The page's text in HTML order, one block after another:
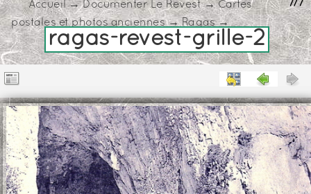
7/7
Accueil→Documenter Le Revest→Cartes
postales et photos anciennes→Ragas→
ragas-revest-grille-2